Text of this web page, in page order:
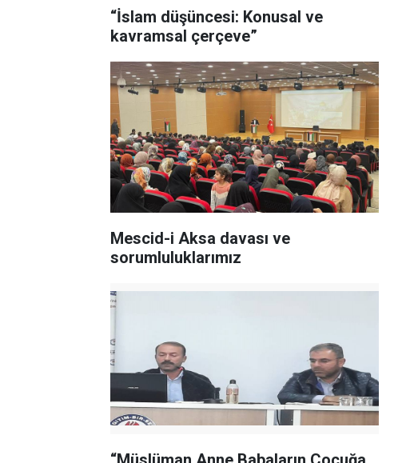
“İslam düşüncesi: Konusal ve
kavramsal çerçeve”
Mescid-i Aksa davası ve
sorumluluklarımız